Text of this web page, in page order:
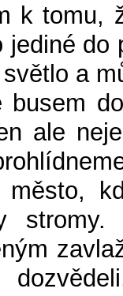
k tomu,
jediné do
a
busem
ale
město,